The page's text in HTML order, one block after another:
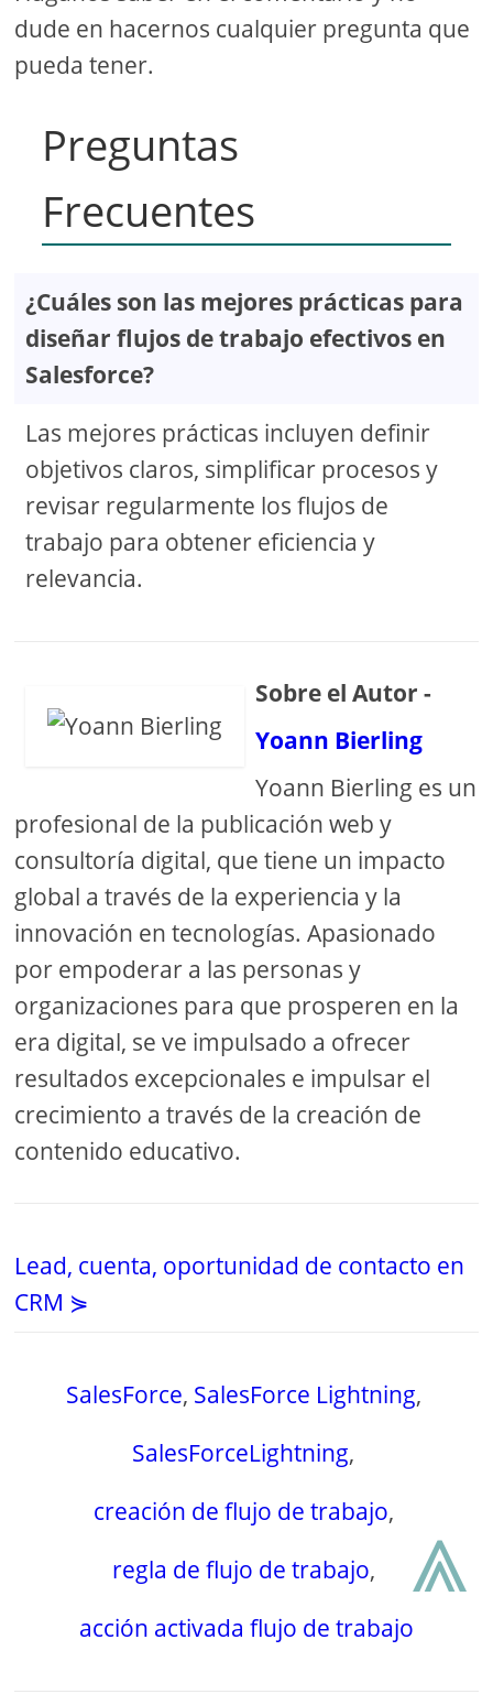
dude en hacernos cualquier pregunta que
pueda tener.
Preguntas
Frecuentes
¿Cuáles son las mejores prácticas para
diseñar flujos de trabajo efectivos en
Salesforce?
Las mejores prácticas incluyen definir
objetivos claros, simplificar procesos y
revisar regularmente los flujos de
trabajo para obtener eficiencia y
relevancia.
Sobre el Autor -
Yoann Bierling
Yoann Bierling es un
profesional de la publicación web y
consultoría digital, que tiene un impacto
global a través de la experiencia y la
innovación en tecnologías. Apasionado
por empoderar a las personas y
organizaciones para que prosperen en la
era digital, se ve impulsado a ofrecer
resultados excepcionales e impulsar el
crecimiento a través de la creación de
contenido educativo.
Lead, cuenta, oportunidad de contacto en
CRM ⋟
SalesForce, SalesForce Lightning,
SalesForceLightning,
creación de flujo de trabajo,
regla de flujo de trabajo,
acción activada flujo de trabajo
⩓